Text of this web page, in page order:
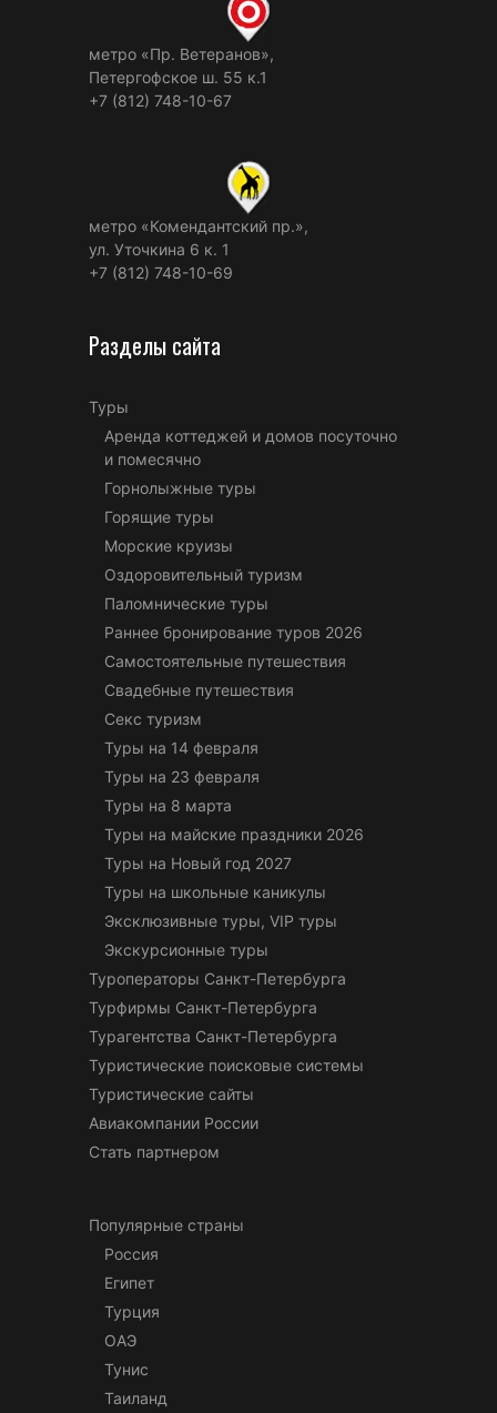
метро «Пр. Ветеранов»,
Петергофское ш. 55 к.1
+7 (812) 748-10-67
метро «Комендантский пр.»,
ул. Уточкина 6 к. 1
+7 (812) 748-10-69
Разделы сайта
Туры
Аренда коттеджей и домов посуточно
и помесячно
Горнолыжные туры
Горящие туры
Морские круизы
Оздоровительный туризм
Паломнические туры
Раннее бронирование туров 2026
Самостоятельные путешествия
Свадебные путешествия
Секс туризм
Туры на 14 февраля
Туры на 23 февраля
Туры на 8 марта
Туры на майские праздники 2026
Туры на Новый год 2027
Туры на школьные каникулы
Эксклюзивные туры, VIP туры
Экскурсионные туры
Туроператоры Санкт-Петербурга
Турфирмы Санкт-Петербурга
Турагентства Санкт-Петербурга
Туристические поисковые системы
Туристические сайты
Авиакомпании России
Стать партнером
Популярные страны
Россия
Египет
Турция
ОАЭ
Тунис
Таиланд